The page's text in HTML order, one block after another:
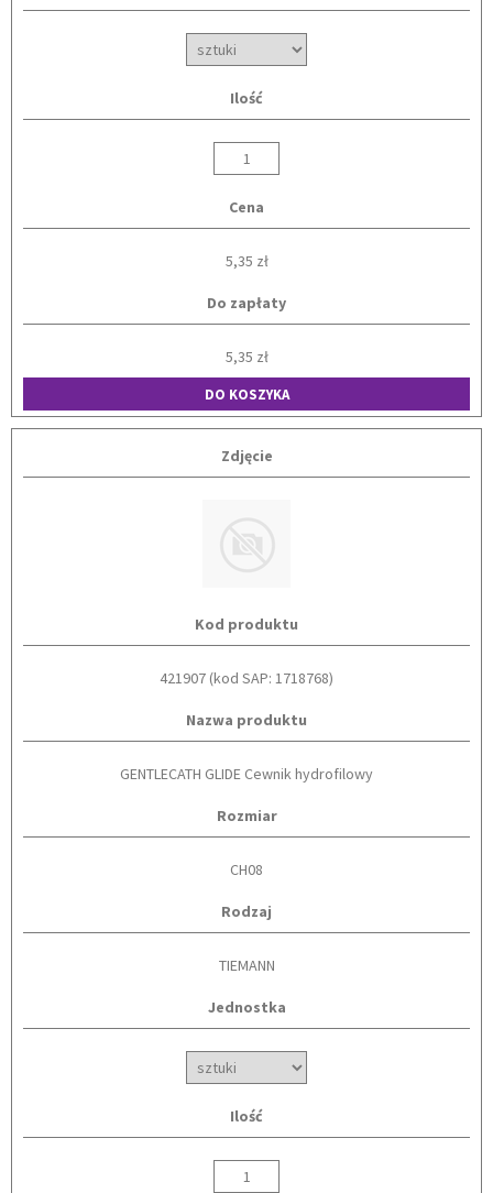
Ilość
Cena
5,35 zł
Do zapłaty
5,35 zł
DO KOSZYKA
Zdjęcie
Kod produktu
421907 (kod SAP: 1718768)
Nazwa produktu
GENTLECATH GLIDE Cewnik hydrofilowy
Rozmiar
CH08
Rodzaj
TIEMANN
Jednostka
Ilość